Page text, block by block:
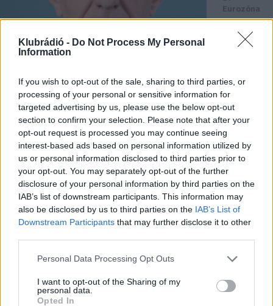
Klubrádió - Do Not Process My Personal
Information
If you wish to opt-out of the sale, sharing to third parties, or
processing of your personal or sensitive information for
targeted advertising by us, please use the below opt-out
section to confirm your selection. Please note that after your
opt-out request is processed you may continue seeing
interest-based ads based on personal information utilized by
us or personal information disclosed to third parties prior to
your opt-out. You may separately opt-out of the further
disclosure of your personal information by third parties on the
IAB’s list of downstream participants. This information may
also be disclosed by us to third parties on the IAB’s List of
Downstream Participants that may further disclose it to other
Personal Data Processing Opt Outs
I want to opt-out of the Sharing of my
personal data.
Opted In
Véleményes
jegyzetek
A
Klubrádió
hírpodcastja
Bréking
– A
Klubrádió
hírpodcastja
Kilátó
Műsorok
Lényeg -
A
hírpodcastja
Bréking